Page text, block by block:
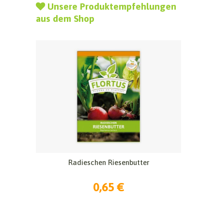
Unsere Produktempfehlungen
aus dem Shop
Radieschen Riesenbutter
0,65 €